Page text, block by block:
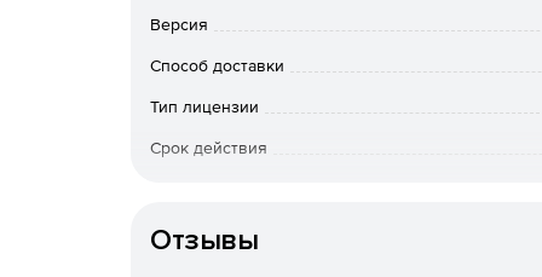
администраторам возможность
повышает удобство использования.
Версия
Способ доставки
Тип лицензии
Срок действия
Отзывы